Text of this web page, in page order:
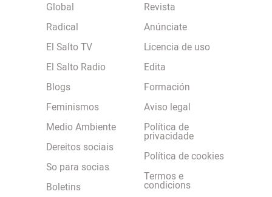
Global
Radical
El Salto TV
El Salto Radio
Blogs
Feminismos
Medio Ambiente
Dereitos sociais
So para socias
Boletins
Revista
Anúnciate
Licencia de uso
Edita
Formación
Aviso legal
Política de
privacidade
Política de cookies
Termos e
condicions